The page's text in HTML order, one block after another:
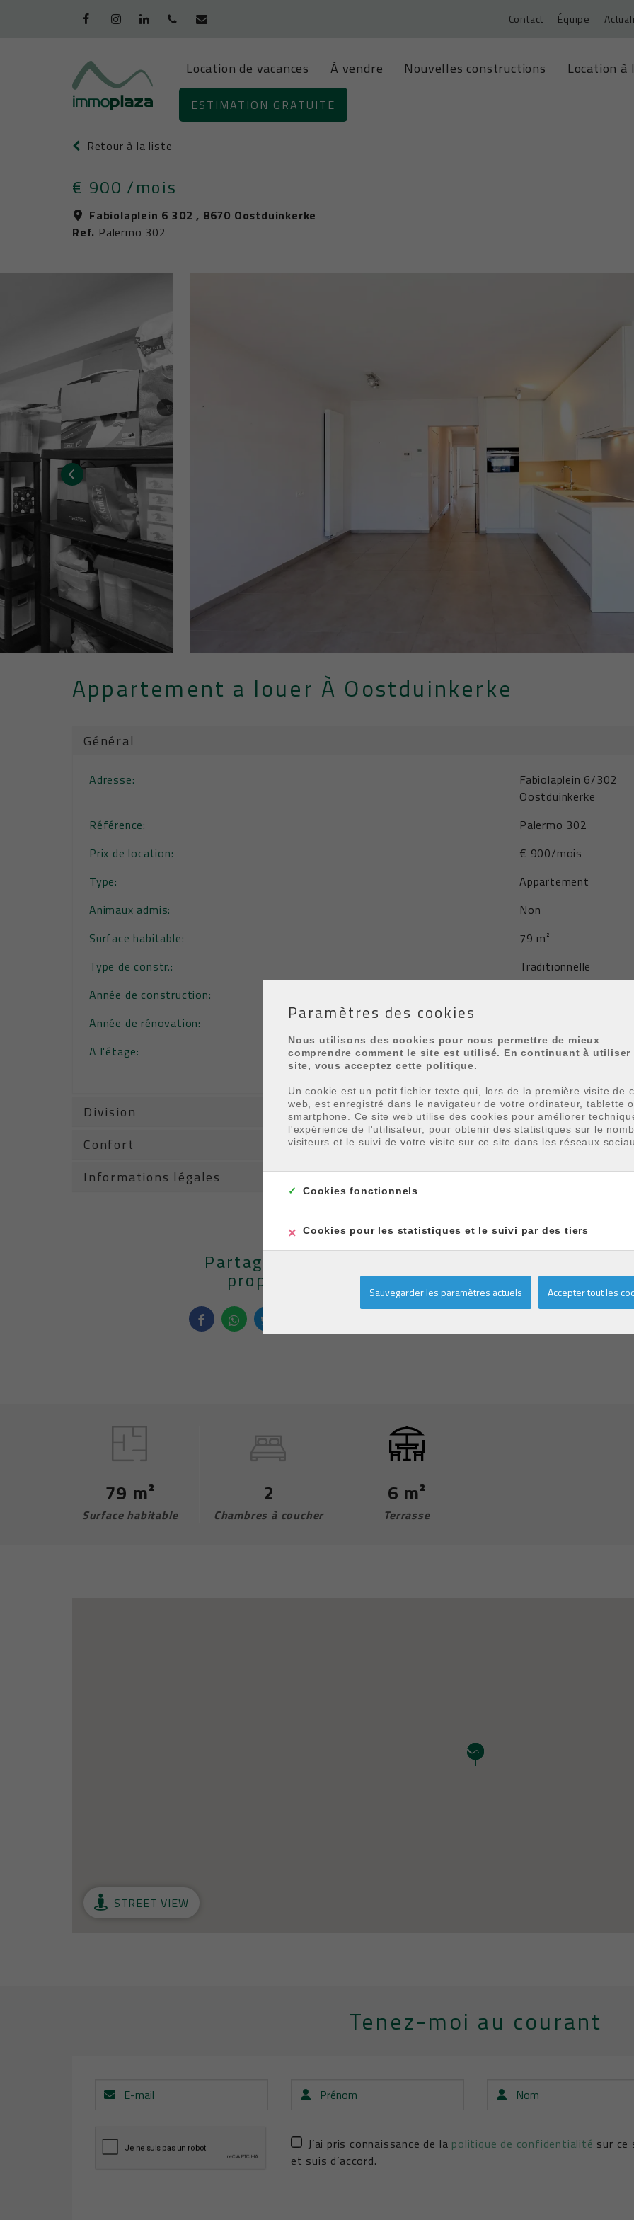
Contact Équipe
Location de vacances À vendre Nouvelles constructions Location à
ESTIMATION GRATUITE
Retour à la liste
€ 900 /mois
Fabiolaplein 6 302 , 8670 Oostduinkerke
Ref. Palermo 302
Appartement a louer À Oostduinkerke
Général
Adresse:
Fabiolaplein 6/302
Oostduinkerke
Référence:
Palermo 302
Prix de location:
€ 900/mois
Type:
Appartement
Animaux admis:
Non
Surface habitable:
79 m²
Type de constr.:
Traditionnelle
Année de construction:
Année de rénovation:
A l'étage:
3
Division
Confort
Informations légales
Partager cette
propriété
79 m²
Surface habitable
2
Chambres à coucher
6 m²
Terrasse
STREET VIEW
Tenez-moi au courant
J’ai pris connaissance de la politique de confidentialité sur ce
et suis d’accord.
Paramètres des cookies
Nous utilisons des cookies pour nous permettre de mieux
comprendre comment le site est utilisé. En continuant à utiliser
site, vous acceptez cette politique.
Un cookie est un petit fichier texte qui, lors de la première visite de
web, est enregistré dans le navigateur de votre ordinateur, tablette
smartphone. Ce site web utilise des cookies pour améliorer
l'expérience de l'utilisateur, pour obtenir des statistiques sur le
visiteurs et le suivi de votre visite sur ce site dans les réseaux
Cookies fonctionnels
Cookies pour les statistiques et le suivi par des tiers
Sauvegarder les paramètres actuels Accepter tout les